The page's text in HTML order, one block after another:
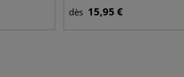
dès 15,95 €